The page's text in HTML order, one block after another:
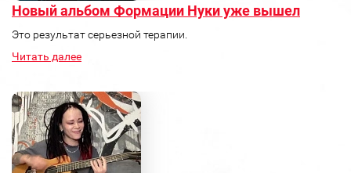
Новый альбом Формации Нуки уже вышел
Это результат серьезной терапии.
Читать далее